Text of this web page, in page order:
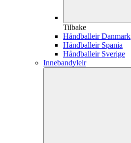
Tilbake
Håndballeir Danmark
Håndballeir Spania
Håndballeir Sverige
Innebandyleir